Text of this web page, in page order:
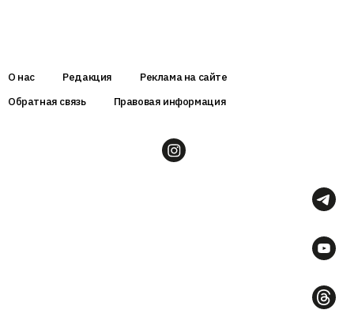
О нас Редакция
Реклама на сайте
Обратная связь
Правовая информация